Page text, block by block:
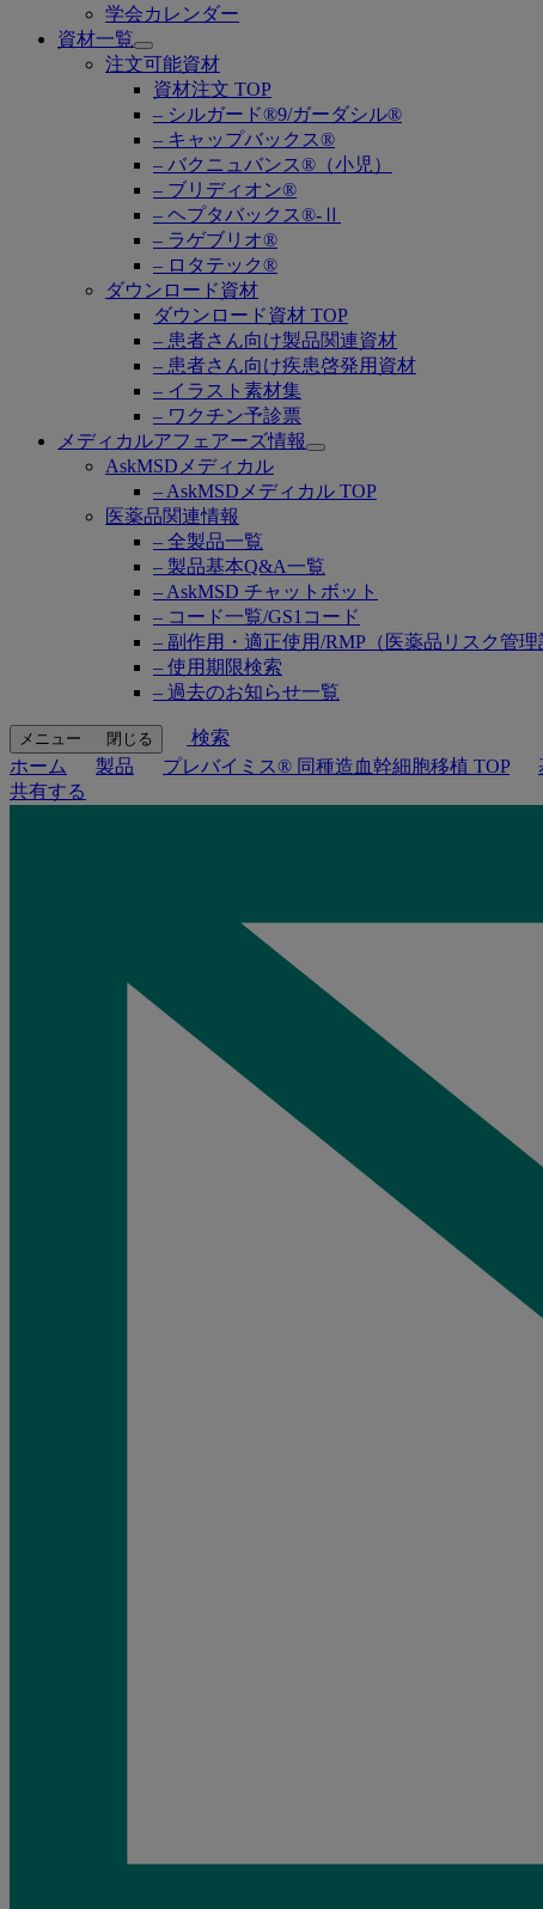
学会カレンダー
資材一覧
Open
submenu
注文可能資材
資材注文 TOP
– シルガード®9/ガーダシル®
– キャップバックス®
– バクニュバンス®（小児）
– ブリディオン®
– ヘプタバックス®-Ⅱ
– ラゲブリオ®
– ロタテック®
ダウンロード資材
ダウンロード資材 TOP
– 患者さん向け製品関連資材
– 患者さん向け疾患啓発用資材
– イラスト素材集
– ワクチン予診票
メディカルアフェアーズ情報
Open
AskMSDメディカル
– AskMSDメディカル TOP
医薬品関連情報
– 全製品一覧
– 製品基本Q&A一覧
– AskMSD チャットボット
– コード一覧/GS1コード
– 副作用・適正使用/RMP（医薬品リスク管理
– 使用期限検索
– 過去のお知らせ一覧
メニュー 閉じる
検索
ホーム
製品 プレバイミス® 同種造血幹細胞移植 TOP
共有する